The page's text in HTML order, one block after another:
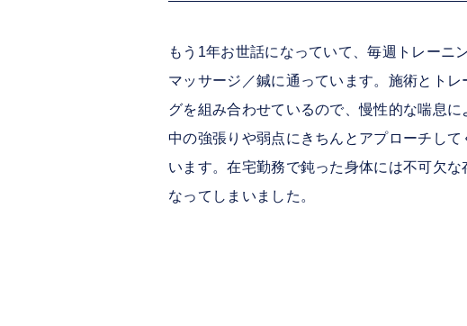
もう1年お世話になっていて、毎週トレーニ
マッサージ／鍼に通っています。施術とトレ
グを組み合わせているので、慢性的な喘息に
中の強張りや弱点にきちんとアプローチして
います。在宅勤務で鈍った身体には不可欠な
なってしまいました。